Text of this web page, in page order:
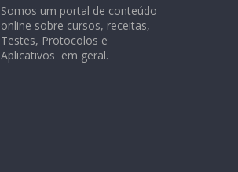
Somos um portal de conteúdo
online sobre cursos, receitas,
Testes, Protocolos e
Aplicativos em geral.